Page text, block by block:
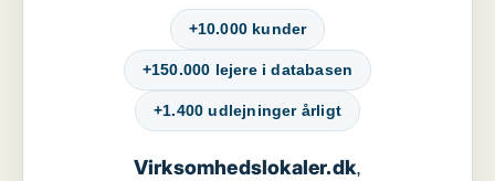
+10.000 kunder
+150.000 lejere i databasen
+1.400 udlejninger årligt
Virksomhedslokaler.dk,